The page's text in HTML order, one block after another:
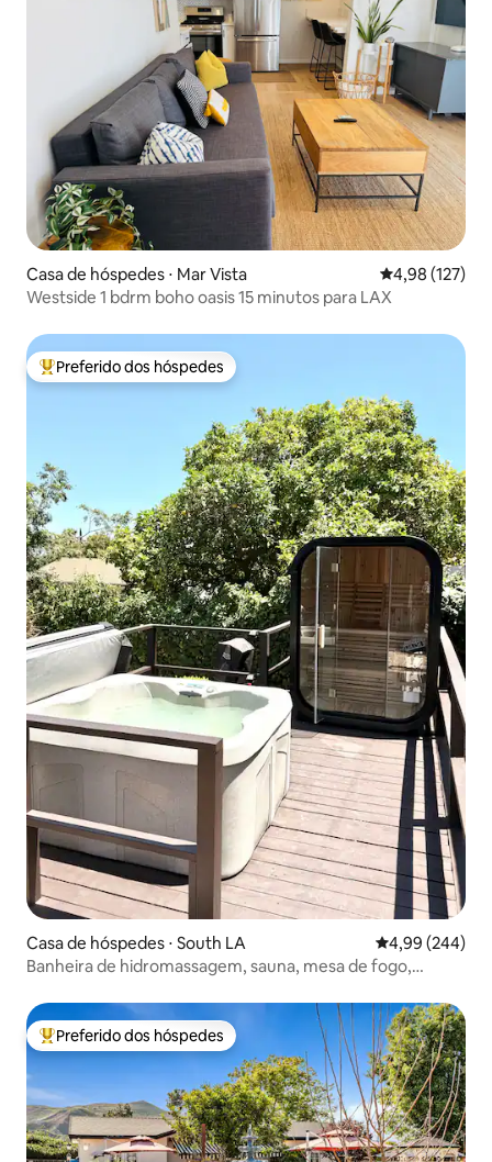
Casa de hóspedes ⋅ Mar Vista 4,98 de uma
4,98 (127)
Westside 1 bdrm boho oasis 15 minutos para LAX
Entre os melhores preferidos dos hóspedes
Preferido dos hóspedes
Casa de hóspedes ⋅ South LA 4,99 de uma
4,99 (244)
Banheira de hidromassagem, sauna, mesa de fogo,
Entre os melhores preferidos dos hóspedes
Preferido dos hóspedes